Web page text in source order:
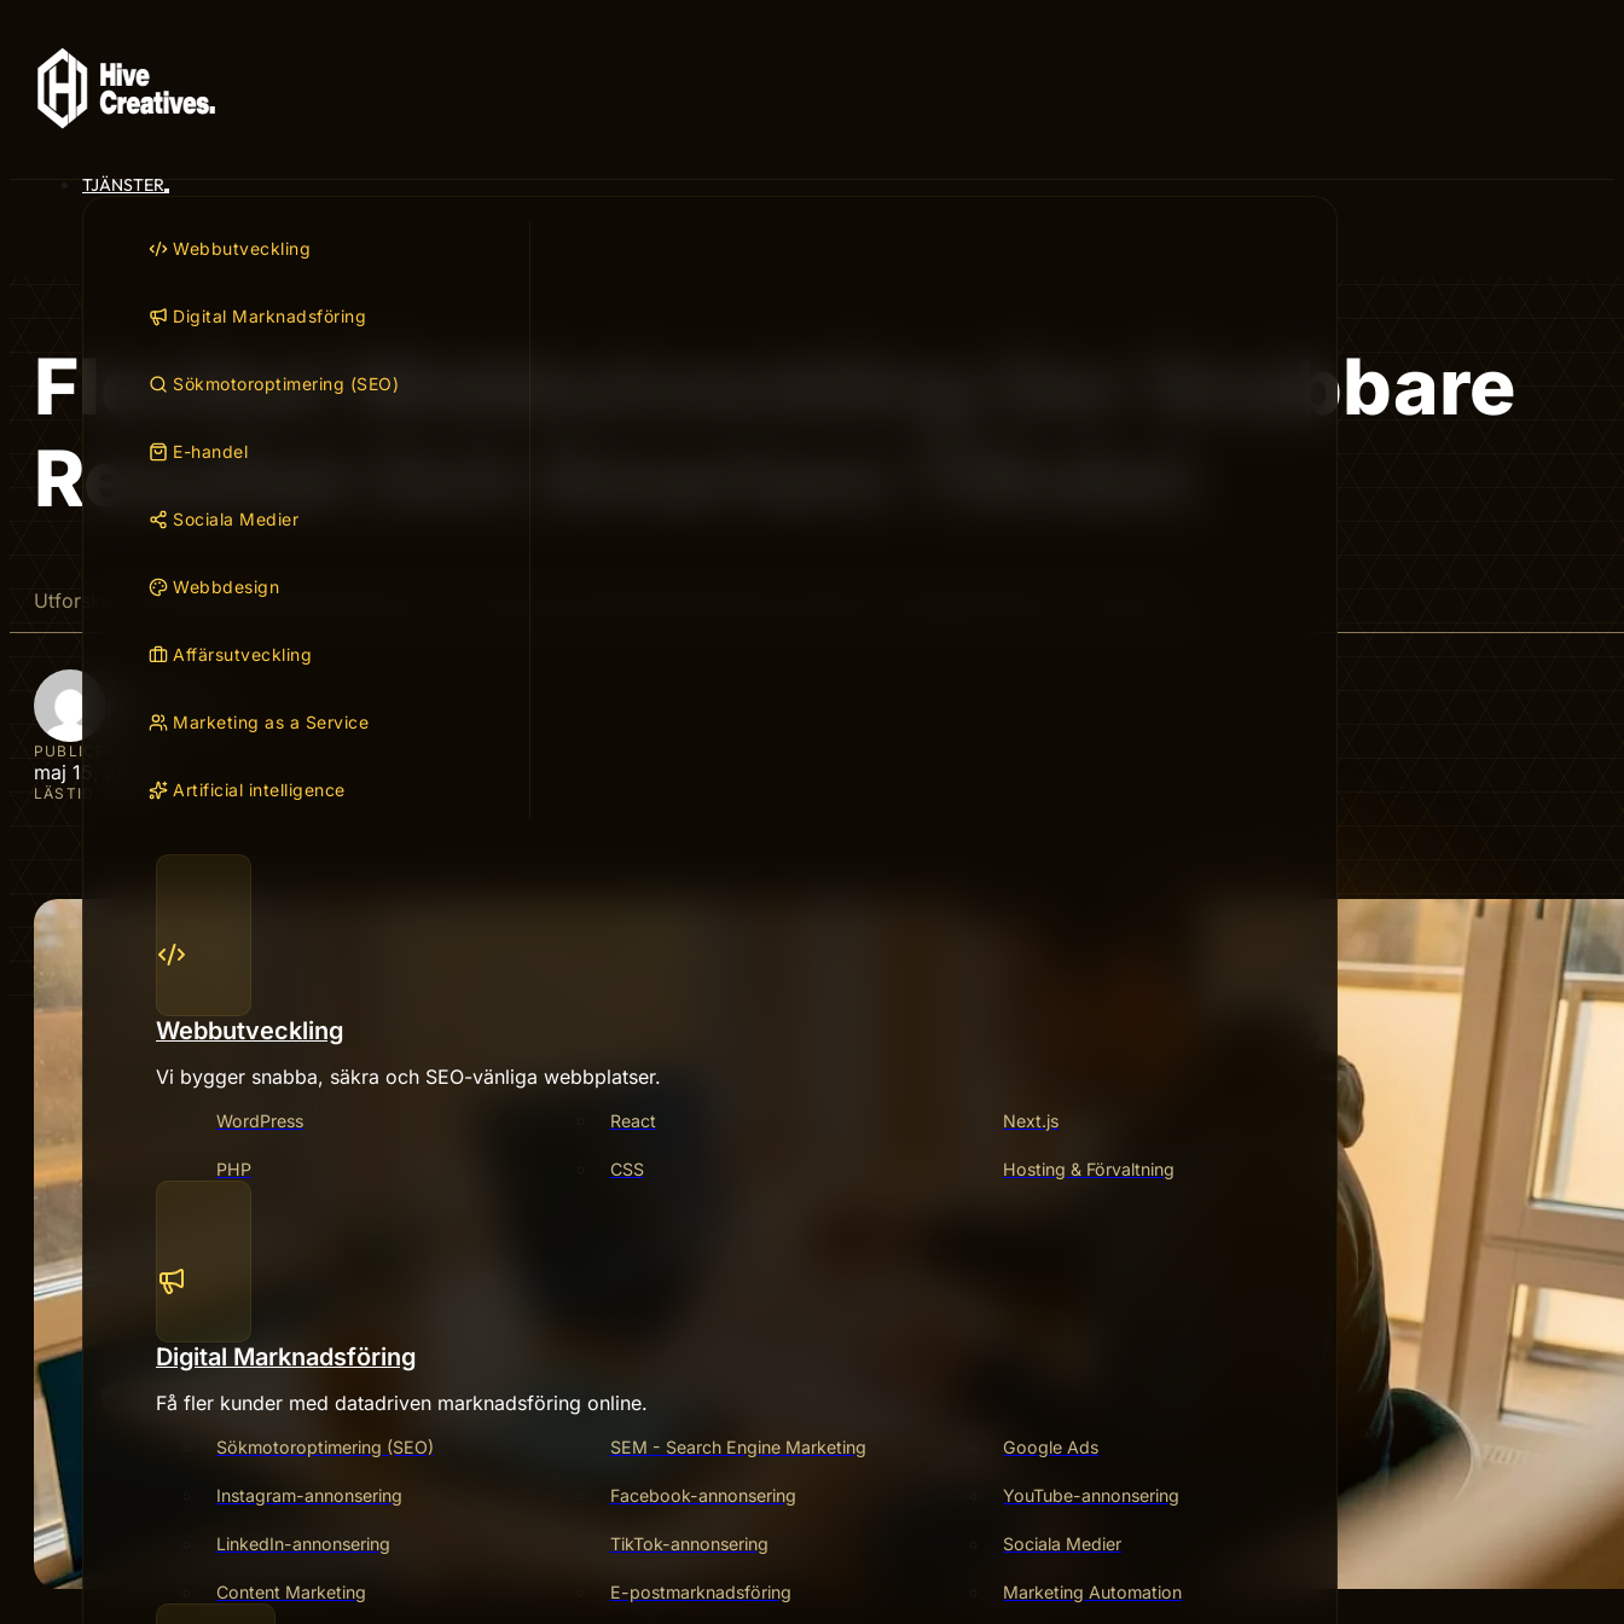
TJÄNSTER
Webbutveckling
Digital Marknadsföring
Sökmotoroptimering (SEO)
E-handel
Sociala Medier
Webbdesign
Affärsutveckling
Marketing as a Service
Artificial intelligence
Webbutveckling
Vi bygger snabba, säkra och SEO-vänliga webbplatser.
WordPress React Next.js
PHP CSS Hosting & Förvaltning
Digital Marknadsföring
Få fler kunder med datadriven marknadsföring online.
Sökmotoroptimering (SEO) SEM - Search Engine Marketing Google Ads
Instagram-annonsering Facebook-annonsering YouTube-annonsering
LinkedIn-annonsering TikTok-annonsering Sociala Medier
Content Marketing E-postmarknadsföring Marketing Automation
Flexibel Webbutveckling Ger Snabbare
Resultat Och Smartare Tillväxt
Utforska vad är flexibel webbutveckling och hur den kan ge ditt företag snabbare resultat och smidigare tillväxt. Lär dig mer!
Peter Nordin
PUBLICERAD
maj 15, 2026
LÄSTID